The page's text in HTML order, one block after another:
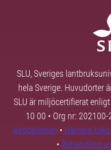
SLU, Sveriges
hela Sverige. Huvudorter
SLU är miljöcertifierat
10 00 • Org nr: 202100-
webbplatsen • Hantera
• Behandling